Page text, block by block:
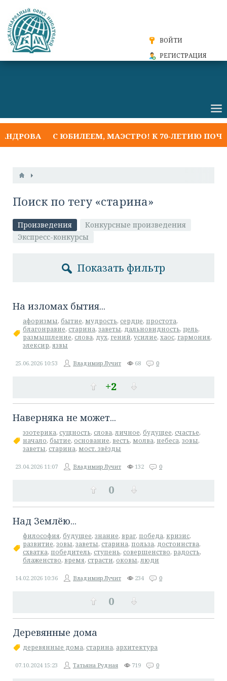
ВОЙТИ
РЕГИСТРАЦИЯ
С ЮБИЛЕЕМ, МАЭСТРО! К 70-ЛЕТИЮ
Поиск по тегу «старина»
Произведения
Конкурсные произведения
Экспресс-конкурсы
Показать фильтр
На изломах бытия...
афоризмы, бытие, мудрость, сердце, простота,
благонравие, старина, заветы, дальновидность, цель,
размышление, слова, дух, гений, усилие, хаос, гармония,
элексир, язвы
+2
25.06.2026 10:53 Владимир Лучит 68 0
Наверняка не может...
эзотерика, сущность, слова, личное, будущее, счастье,
начало, бытие, основание, весть, молва, небеса, зовы,
заветы, старина, мост. звёзды
0
23.04.2026 11:07 Владимир Лучит 132 0
Над Землёю...
философия, будущее, знание, враг, победа, кризис,
развитие, зовы, заветы, старина, польза, достоинства,
схватка, победитель, ступень, совершенство, радость,
блаженство, время, страсти, оковы, люди
0
14.02.2026 10:36 Владимир Лучит 234 0
Деревянные дома
деревянные дома, старина, архитектура
07.10.2024 15:23 Татьяна Рудная 719 0